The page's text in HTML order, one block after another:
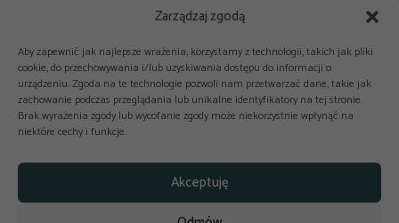
Zarządzaj zgodą
Aby zapewnić jak najlepsze wrażenia, korzystamy z technologii, takich jak pliki
cookie, do przechowywania i/lub uzyskiwania dostępu do informacji o
urządzeniu. Zgoda na te technologie pozwoli nam przetwarzać dane, takie jak
zachowanie podczas przeglądania lub unikalne identyfikatory na tej stronie.
Brak wyrażenia zgody lub wycofanie zgody może niekorzystnie wpłynąć na
niektóre cechy i funkcje.
Akceptuję
Copyright © 2025-2026 odkuchni.co
Polityka prywatności
Regulamin